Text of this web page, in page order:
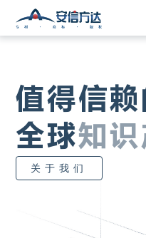
值得信赖
全球知
关于我们